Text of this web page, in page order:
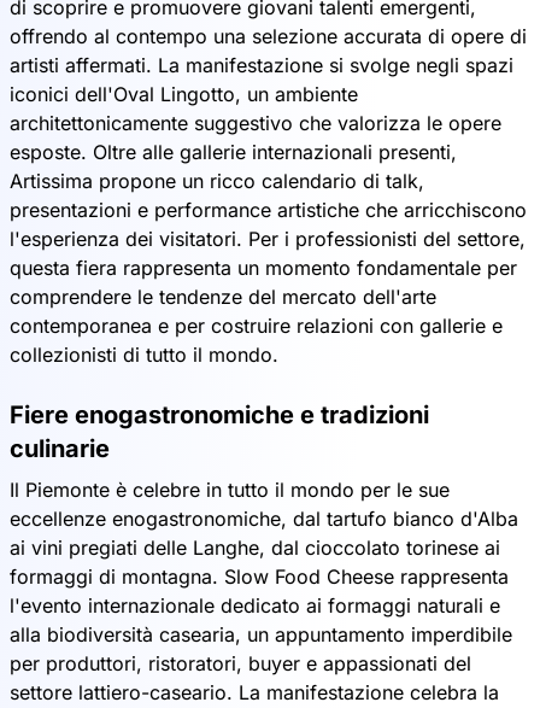
di scoprire e promuovere giovani talenti emergenti,
offrendo al contempo una selezione accurata di opere di
artisti affermati. La manifestazione si svolge negli spazi
iconici dell'Oval Lingotto, un ambiente
architettonicamente suggestivo che valorizza le opere
esposte. Oltre alle gallerie internazionali presenti,
Artissima propone un ricco calendario di talk,
presentazioni e performance artistiche che arricchiscono
l'esperienza dei visitatori. Per i professionisti del settore,
questa fiera rappresenta un momento fondamentale per
comprendere le tendenze del mercato dell'arte
contemporanea e per costruire relazioni con gallerie e
collezionisti di tutto il mondo.
Fiere enogastronomiche e tradizioni
culinarie
Il Piemonte è celebre in tutto il mondo per le sue
eccellenze enogastronomiche, dal tartufo bianco d'Alba
ai vini pregiati delle Langhe, dal cioccolato torinese ai
formaggi di montagna. Slow Food Cheese rappresenta
l'evento internazionale dedicato ai formaggi naturali e
alla biodiversità casearia, un appuntamento imperdibile
per produttori, ristoratori, buyer e appassionati del
settore lattiero-caseario. La manifestazione celebra la